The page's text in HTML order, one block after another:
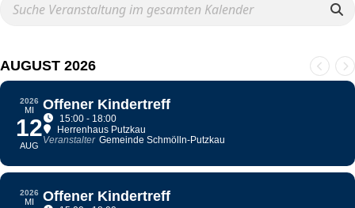
AUGUST 2026
2026
MI
12
AUG
Offener Kindertreff
15:00 - 18:00
Herrenhaus Putzkau
Veranstalter Gemeinde Schmölln-Putzkau
2026
MI Offener Kindertreff